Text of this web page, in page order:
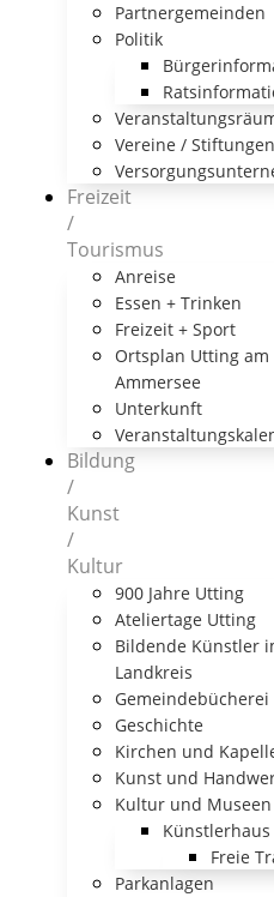
Partnergemeinden
Politik
Vereine / Stiftungen
Freizeit
/
Tourismus
Anreise
Essen + Trinken
Freizeit + Sport
Ortsplan Utting am
Ammersee
Unterkunft
Bildung
/
Kunst
/
Kultur
900 Jahre Utting
Ateliertage Utting
Bildende Künstler
Landkreis
Gemeindebücherei
Geschichte
Kirchen und
Kunst und
Kultur und Museen
Freie
Parkanlagen